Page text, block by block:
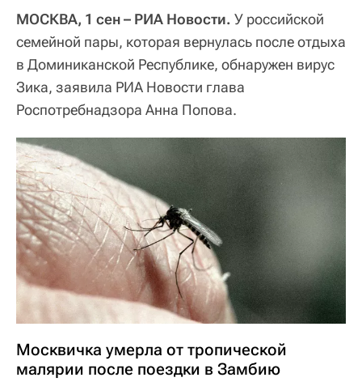
МОСКВА, 1 сен – РИА Новости. У российской
семейной пары, которая вернулась после отдыха
в Доминиканской Республике, обнаружен вирус
Зика, заявила РИА Новости глава
Роспотребнадзора Анна Попова.
Москвичка умерла от тропической
малярии после поездки в Замбию